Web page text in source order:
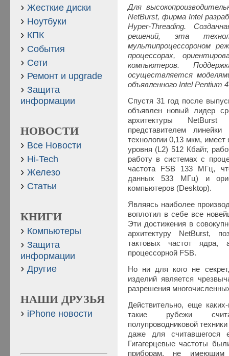
Для
NetBurst, фирма Intel
Hyper-Threading.
решений, эта
мультипроцессороном
процессорах,
компьютеров.
осуществляется
объявленного Intel Pentium
Cпустя 31 год после
объявлен новый лидер
архитектуры
представителем
технологии 0,13 мкм,
уровня (L2) 512 Кбайт,
работу в системах с
частота FSB 133 МГц,
данных 533 МГц) и
компьютеров (Desktop).
Являясь наиболее
воплотил в себе все
Эти достижения в
архитектуру NetBurst,
тактовых частот
процессорной FSB.
Но ни для кого не
изделий является
разрешения
Действительно, еще
такие рубежи
полупроводниковой
даже для считавшегося
Гигагерцевые частоты
приборам, не имеющим
Жесткие диски
Ноутбуки
КПК
События
Сети
Ремонт и upgrade
Защита
информации
НОВОСТИ
Все Новости
Hi-Tech
Железо
Статьи
КНИГИ
Компьютеры
Защита
информации
Другие
НАШИ ДРУЗЬЯ
iPhone новости